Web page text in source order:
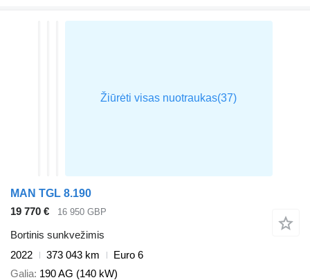
MAN TGL 8.190
19 770 €
16 950 GBP
Bortinis sunkvežimis
2022
373 043 km
Euro 6
Galia 190 AG (140 kW)